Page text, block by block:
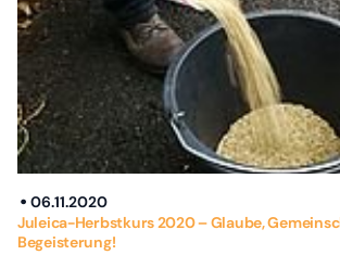
06.11.2020
Juleica-Herbstkurs 2020 – Glaube,
Begeisterung!